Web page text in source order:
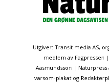
Utgiver: Transit media AS,
medlem av Fagpressen
Aasmundsson |
varsom-plakat og